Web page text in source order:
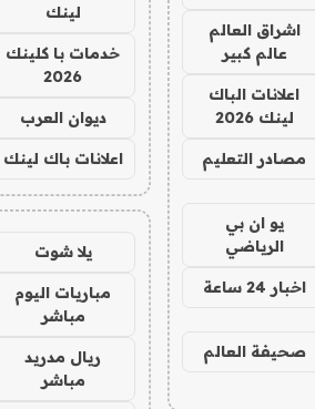
اشراق العالم
عالم كبير
اعلانات الباك
لينك 2026
مصادر التعليم
يو ان بي
الرياضي
اخبار 24 ساعة
صحيفة العالم
لينك
خدمات با كلينك
2026
ديوان العرب
اعلانات باك لينك
يلا شوت
مباريات اليوم
مباشر
ريال مدريد
مباشر